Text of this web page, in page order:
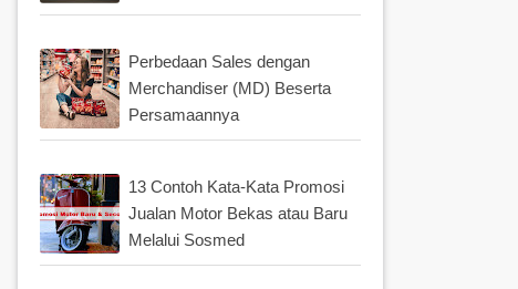
Perbedaan Sales dengan
Merchandiser (MD) Beserta
Persamaannya
13 Contoh Kata-Kata Promosi
Jualan Motor Bekas atau Baru
Melalui Sosmed